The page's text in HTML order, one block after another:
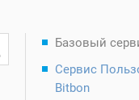
Базовый
Сервис
Bitbon